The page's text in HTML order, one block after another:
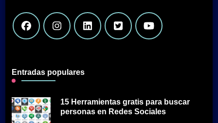
Entradas populares
15 Herramientas gratis para buscar
personas en Redes Sociales